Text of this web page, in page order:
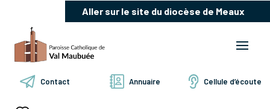
Aller sur le site du diocèse de Meaux
Contact Annuaire Cellule d’écoute